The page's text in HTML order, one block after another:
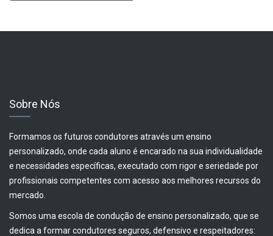
Sobre Nós
Formamos os futuros condutores através um ensino
personalizado, onde cada aluno é encarado na sua individualidade
e necessidades específicas, executado com rigor e seriedade por
profissionais competentes com acesso aos melhores recursos do
mercado.
Somos uma escola de condução de ensino personalizado, que se
dedica a formar condutores seguros, defensivo e respeitadores: